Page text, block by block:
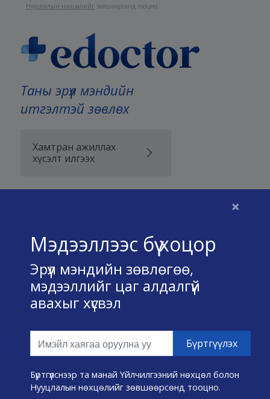
×
Мэдээллээс бүү хоцор
Эрүүл мэндийн зөвлөгөө,
мэдээллийг цаг алдалгүй
авахыг хүсвэл
Бүртгүүлснээр та манай Үйлчилгээний нөхцөл болон
Нууцлалын нөхцөлийг зөвшөөрсөнд тооцно.
Таны эрүүл мэндийн
итгэлтэй зөвлөх
Хамтран ажиллах
хүсэлт илгээх
Үйлчилгээний нөхцөл
Нууц хадгалах тухай
Холбоо барих
Өвчин А-Я
Эмнэлэг хайх
Эрүүл мэндийн хэрэгслүүд
Нууцлалын нөхцөлийг зөвшөөрсөнд тооцно.